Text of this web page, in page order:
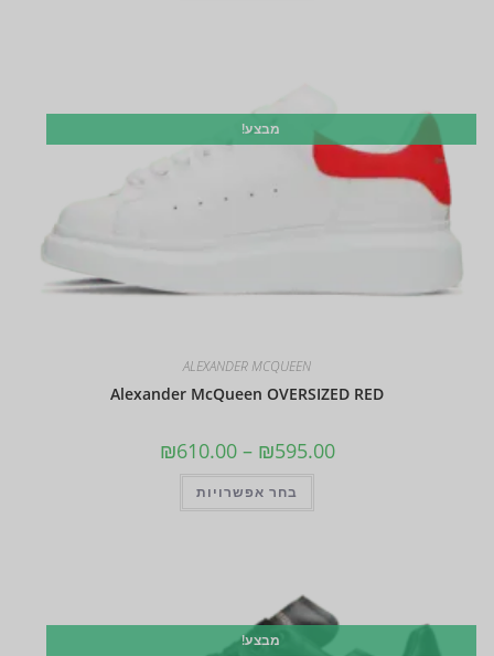
מבצע!
ALEXANDER MCQUEEN
Alexander McQueen OVERSIZED RED
₪595.00
–
₪610.00
בחר אפשרויות
מבצע!